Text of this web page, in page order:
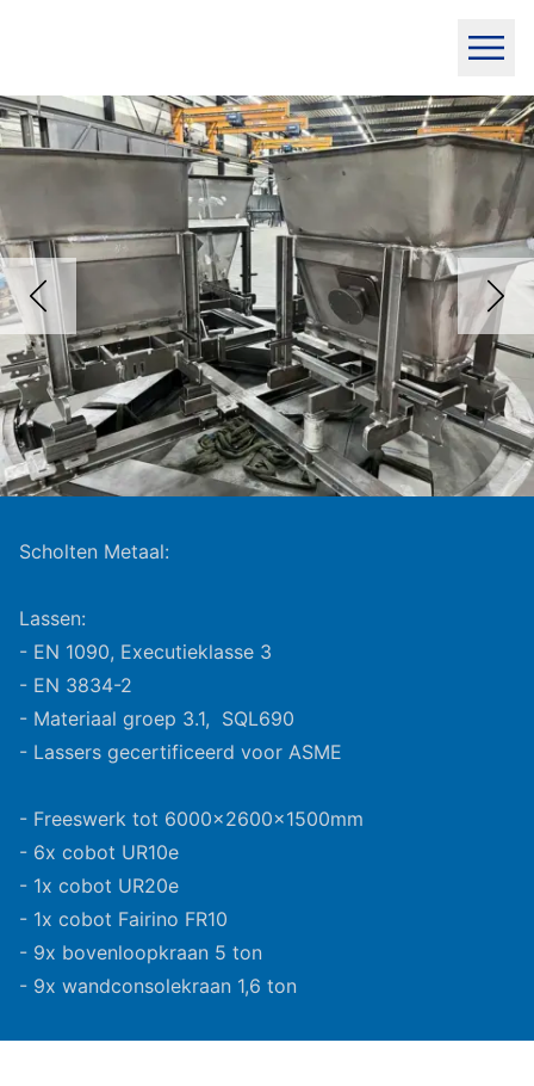
Scholten Metaal:
Lassen:
- EN 1090, Executieklasse 3
- EN 3834-2
- Materiaal groep 3.1, SQL690
- Lassers gecertificeerd voor ASME
- Freeswerk tot 6000x2600x1500mm
- 6x cobot UR10e
- 1x cobot UR20e
- 1x cobot Fairino FR10
- 9x bovenloopkraan 5 ton
- 9x wandconsolekraan 1,6 ton